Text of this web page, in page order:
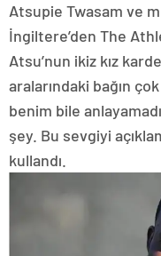
Atsupie Twasam ve
İngiltere’den The
Atsu’nun ikiz kız
aralarındaki bağın
benim bile
şey. Bu sevgiyi
kullandı.